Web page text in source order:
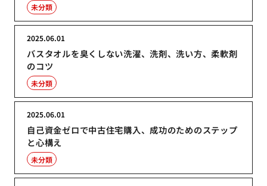
未分類
バスタオルを臭くしない洗濯、洗剤、洗い方、柔軟剤
のコツ
2025.06.01
未分類
自己資金ゼロで中古住宅購入、成功のためのステップ
と心構え
2025.06.01
未分類